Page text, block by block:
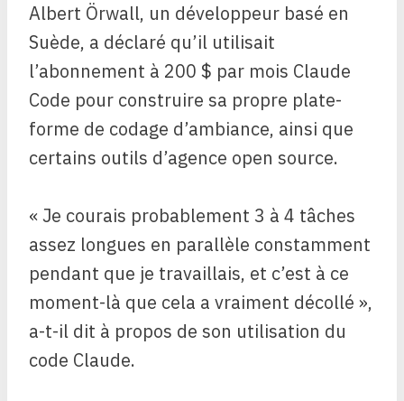
Albert Örwall, un développeur basé en
Suède, a déclaré qu’il utilisait
l’abonnement à 200 $ par mois Claude
Code pour construire sa propre plate-
forme de codage d’ambiance, ainsi que
certains outils d’agence open source.
« Je courais probablement 3 à 4 tâches
assez longues en parallèle constamment
pendant que je travaillais, et c’est à ce
moment-là que cela a vraiment décollé »,
a-t-il dit à propos de son utilisation du
code Claude.